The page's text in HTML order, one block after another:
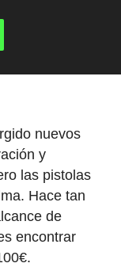
nuevos
y
las pistolas
Hace tan
de
encontrar